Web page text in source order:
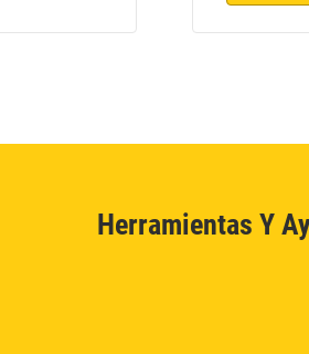
Herramientas Y